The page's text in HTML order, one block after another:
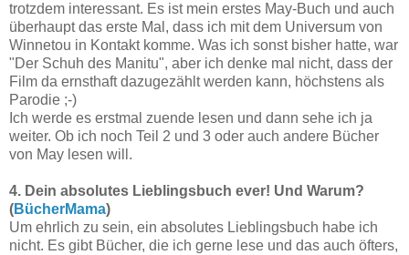
trotzdem interessant. Es ist mein erstes May-Buch und auch
überhaupt das erste Mal, dass ich mit dem Universum von
Winnetou in Kontakt komme. Was ich sonst bisher hatte, war
"Der Schuh des Manitu", aber ich denke mal nicht, dass der
Film da ernsthaft dazugezählt werden kann, höchstens als
Parodie ;-)
Ich werde es erstmal zuende lesen und dann sehe ich ja
weiter. Ob ich noch Teil 2 und 3 oder auch andere Bücher
von May lesen will.
4. Dein absolutes Lieblingsbuch ever! Und Warum?
(BücherMama)
Um ehrlich zu sein, ein absolutes Lieblingsbuch habe ich
nicht. Es gibt Bücher, die ich gerne lese und das auch öfters,